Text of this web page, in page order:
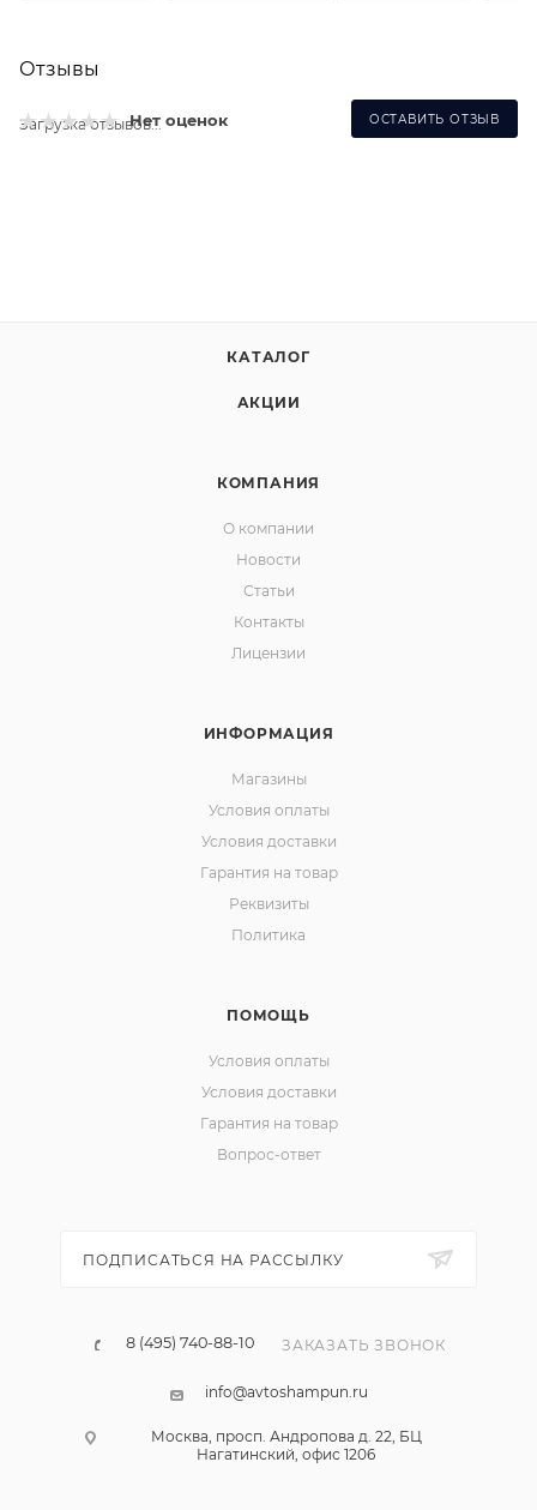
Отзывы
Нет оценок ОСТАВИТЬ ОТЗЫВ
Загрузка отзывов...
КАТАЛОГ
АКЦИИ
КОМПАНИЯ
О компании
Новости
Статьи
Контакты
Лицензии
ИНФОРМАЦИЯ
Магазины
Условия оплаты
Условия доставки
Гарантия на товар
Реквизиты
Политика
ПОМОЩЬ
Условия оплаты
Условия доставки
Гарантия на товар
Вопрос-ответ
ПОДПИСАТЬСЯ НА РАССЫЛКУ
8 (495) 740-88-10 ЗАКАЗАТЬ ЗВОНОК
info@avtoshampun.ru
Москва, просп. Андропова д. 22, БЦ
Нагатинский, офис 1206